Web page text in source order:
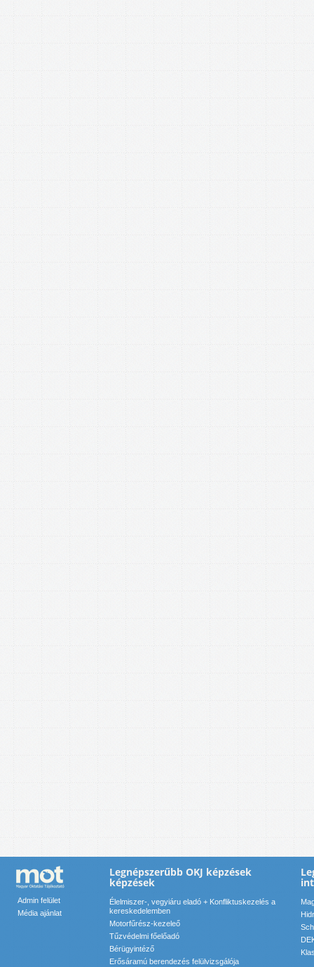
Admin felület
Média ajánlat
Legnépszerűbb OKJ képzések
képzések
Élelmiszer-, vegyiáru eladó + Konfliktuskezelés a
kereskedelemben
Motorfűrész-kezeleő
Tűzvédelmi főelőadó
Bérügyintéző
Erősáramú berendezés felülvizsgálója